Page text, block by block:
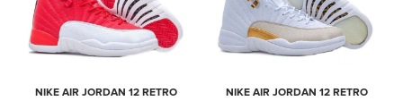
NIKE AIR JORDAN 12 RETRO
NIKE AIR JORDAN 12 RETRO